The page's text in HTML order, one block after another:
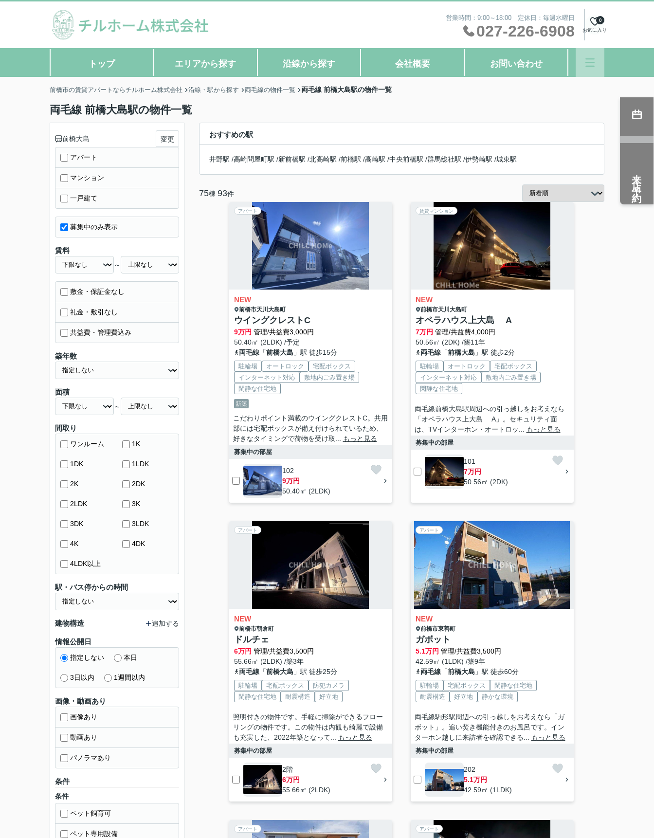
営業時間：9:00～18:00 定休日：毎週水曜日
027-226-6908 お気に入り
0
トップ エリアから探す 沿線から探す 会社概要 お問い合わせ
前橋市の賃貸アパートならチルホーム株式会社 沿線・駅から探す 両毛線の物件一覧 両毛線 前橋大島駅の物件一覧
両毛線 前橋大島駅の物件一覧
おすすめの駅
井野駅 /高崎問屋町駅 /新前橋駅 /北高崎駅 /前橋駅 /高崎駅 /中央前橋駅 /群馬総社駅 /伊勢崎駅 /城東駅
75棟 93件
アパート
NEW
前橋市天川大島町
ウイングクレストC
9万円 管理/共益費3,000円
50.40㎡ (2LDK) /予定
両毛線「前橋大島 」駅 徒歩15分
駐輪場 オートロック
宅配ボックス
インターネット対応
敷地内ごみ置き場
閑静な住宅地
新築
こだわりポイント満載のウイングクレストC。共用
部には宅配ボックスが備え付けられているため、
好きなタイミングで荷物を受け取...
もっと見る
募集中の部屋
102
9万円
50.40㎡ (2LDK)
賃貸マンション
NEW
前橋市天川大島町
オペラハウス上大島 A
7万円 管理/共益費4,000円
50.56㎡ (2DK) /築11年
両毛線「前橋大島 」駅 徒歩2分
駐輪場 オートロック
宅配ボックス
インターネット対応
敷地内ごみ置き場
閑静な住宅地
両毛線前橋大島駅周辺への引っ越しをお考えなら
「オペラハウス上大島 A」。セキュリティ面
は、TVインターホン・オートロッ...
もっと見る
募集中の部屋
101
7万円
50.56㎡ (2DK)
アパート
NEW
前橋市朝倉町
ドルチェ
6万円 管理/共益費3,500円
55.66㎡ (2LDK) /築3年
両毛線「前橋大島 」駅 徒歩25分
駐輪場 宅配ボックス
防犯カメラ
閑静な住宅地
耐震構造 好立地
照明付きの物件です。手軽に掃除ができるフロー
リングの物件です。この物件は内観も綺麗で設備
も充実した、2022年築となって...
もっと見る
募集中の部屋
2階
6万円
55.66㎡ (2LDK)
アパート
NEW
前橋市東善町
ガボット
5.1万円 管理/共益費3,500円
42.59㎡ (1LDK) /築9年
両毛線「前橋大島 」駅 徒歩60分
駐輪場 宅配ボックス
閑静な住宅地
耐震構造
好立地 静かな環境
両毛線駒形駅周辺への引っ越しをお考えなら「ガ
ボット」。追い焚き機能付きのお風呂です。イン
ターホン越しに来訪者を確認できる...
もっと見る
募集中の部屋
202
5.1万円
42.59㎡ (1LDK)
アパート アパート
前橋大島 変更
アパート
マンション
一戸建て
募集中のみ表示
賃料
～
敷金・保証金なし
礼金・敷引なし
共益費・管理費込み
築年数
面積
～
間取り
ワンルーム 1K
1DK 1LDK
2K 2DK
2LDK 3K
3DK 3LDK
4K 4DK
4LDK以上
駅・バス停からの時間
建物構造 追加する
情報公開日
指定しない 本日
3日以内 1週間以内
画像・動画あり
画像あり
動画あり
パノラマあり
条件
条件
ペット飼育可
ペット専用設備
来店予約